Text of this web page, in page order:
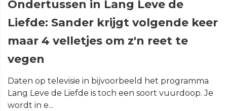
Ondertussen in Lang Leve de
Liefde: Sander krijgt volgende keer
maar 4 velletjes om z'n reet te
vegen
Daten op televisie in bijvoorbeeld het programma
Lang Leve de Liefde is toch een soort vuurdoop. Je
wordt in e...